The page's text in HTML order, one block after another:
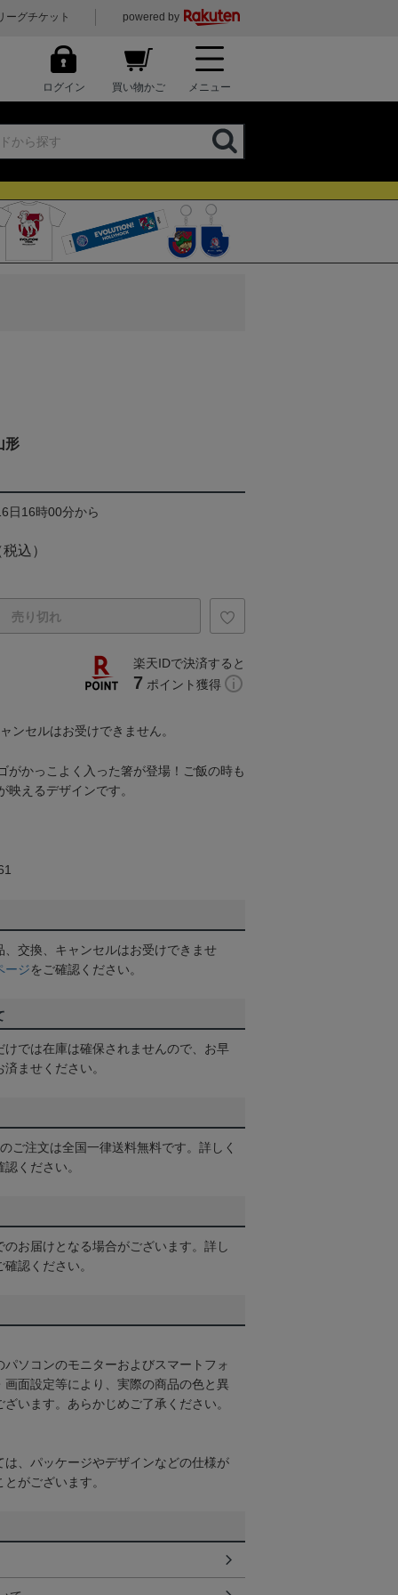
ーグチケット powered by
ログイン 買い物かご メニュー
形
日16時00分から
込）
売り切れ
楽天IDで決済すると
7 ポイント獲得
ンセルはお受けできません。
がかっこよく入った箸が登場！ご飯の時も
映えるデザインです。
交換、キャンセルはお受けできませ
ージをご確認ください。
けでは在庫は確保されませんので、お早
ませください。
ご注文は全国一律送料無料です。詳しく
認ください。
お届けとなる場合がございます。詳し
確認ください。
ソコンのモニターおよびスマートフォ
画面設定等により、実際の商品の色と異
います。あらかじめご了承ください。
は、パッケージやデザインなどの仕様が
がございます。